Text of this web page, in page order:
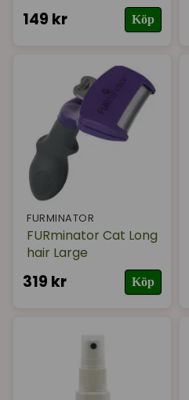
149 kr Köp
FURMINATOR
FURminator Cat Long
hair Large
319 kr Köp